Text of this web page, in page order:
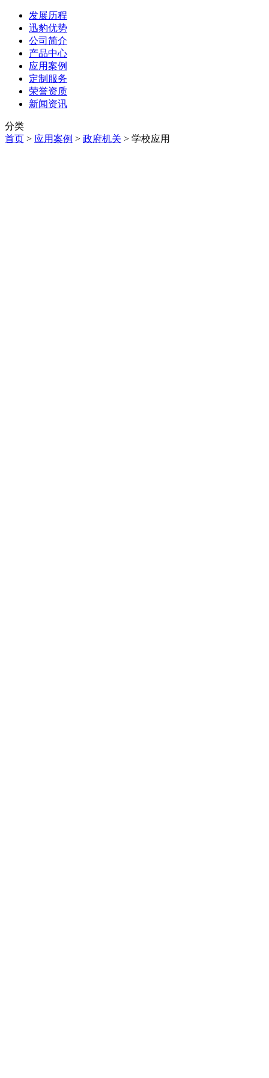
发展历程
迅豹优势
公司简介
产品中心
应用案例
定制服务
荣誉资质
新闻资讯
分类
首页 > 应用案例 > 政府机关 > 学校应用